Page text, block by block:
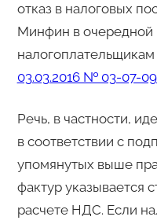
отказ в налоговых
Минфин в очередной
03.03.2016 № 03-07-
Речь, в частности,
в соответствии с
упомянутых выше
фактур указывается
расчете НДС. Если